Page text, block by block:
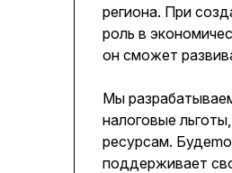
региона. При
роль в
он сможет
Мы
налоговые
ресурсам.
поддерживает